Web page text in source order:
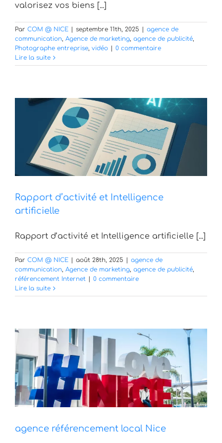
valorisez vos biens [...]
Par COM @ NICE | septembre 11th, 2025 | agence de
communication, Agence de marketing, agence de publicité,
Photographe entreprise, vidéo | 0 commentaire
Lire la suite
Rapport d’activité et Intelligence
artificielle
Rapport d’activité et Intelligence artificielle [...]
Par COM @ NICE août 28th, 2025
agence de
communication, Agence de marketing, agence de publicité,
référencement Internet
0 commentaire
Lire la suite
agence référencement local Nice